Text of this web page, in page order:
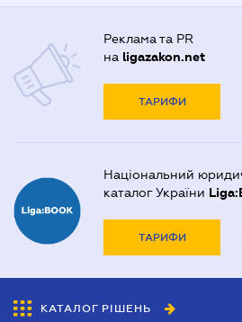
Реклама та PR
на ligazakon.net
ТАРИФИ
Національний
каталог України
ТАРИФИ
КАТАЛОГ РІШЕНЬ